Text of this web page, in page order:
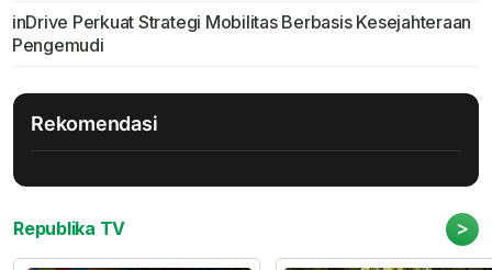
inDrive Perkuat Strategi Mobilitas Berbasis Kesejahteraan
Pengemudi
Rekomendasi
Republika TV >